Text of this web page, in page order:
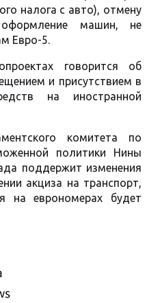
налога с авто), отмену
машин, не
Евро-5.
говорится об
и присутствием в
на иностранной
комитета по
политики Нины
поддержит изменения
акциза на транспорт,
на еврономерах будет